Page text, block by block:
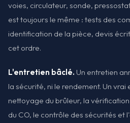
voies, circulateur, sonde,
est toujours le même : tests des
identification de la pièce, devis
cet ordre.
L'entretien bâclé. Un entretien
la sécurité, ni le rendement. Un vrai
nettoyage du brûleur, la
du CO, le contrôle des sécurités et